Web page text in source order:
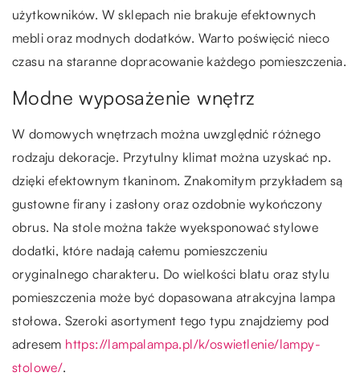
użytkowników. W sklepach nie brakuje efektownych
mebli oraz modnych dodatków. Warto poświęcić nieco
czasu na staranne dopracowanie każdego pomieszczenia.
Modne wyposażenie wnętrz
W domowych wnętrzach można uwzględnić różnego
rodzaju dekoracje. Przytulny klimat można uzyskać np.
dzięki efektownym tkaninom. Znakomitym przykładem są
gustowne firany i zasłony oraz ozdobnie wykończony
obrus. Na stole można także wyeksponować stylowe
dodatki, które nadają całemu pomieszczeniu
oryginalnego charakteru. Do wielkości blatu oraz stylu
pomieszczenia może być dopasowana atrakcyjna lampa
stołowa. Szeroki asortyment tego typu znajdziemy pod
adresem https://lampalampa.pl/k/oswietlenie/lampy-
stolowe/.